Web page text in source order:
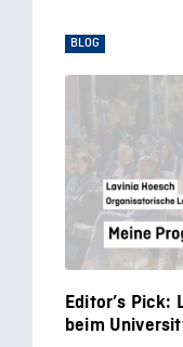
BLOG
Editor’s Pick:
beim